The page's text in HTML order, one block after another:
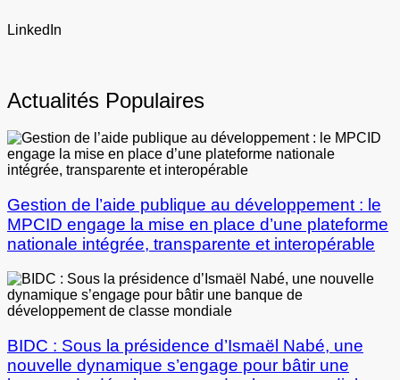
LinkedIn
Actualités Populaires
Gestion de l’aide publique au développement : le
MPCID engage la mise en place d’une plateforme
nationale intégrée, transparente et interopérable
BIDC : Sous la présidence d’Ismaël Nabé, une
nouvelle dynamique s’engage pour bâtir une